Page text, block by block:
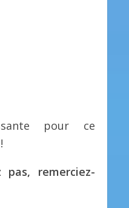
pour ce
pas, remerciez-